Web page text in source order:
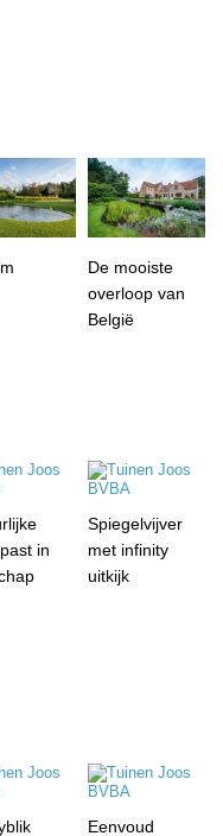
De mooiste
overloop van
België
in
Spiegelvijver
met infinity
uitkijk
Eenvoud